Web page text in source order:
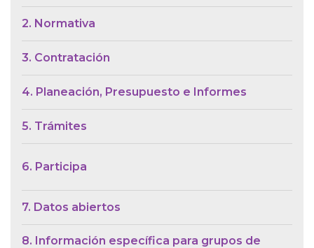
2. Normativa
3. Contratación
4. Planeación, Presupuesto e Informes
5. Trámites
6. Participa
7. Datos abiertos
8. Información específica para grupos de